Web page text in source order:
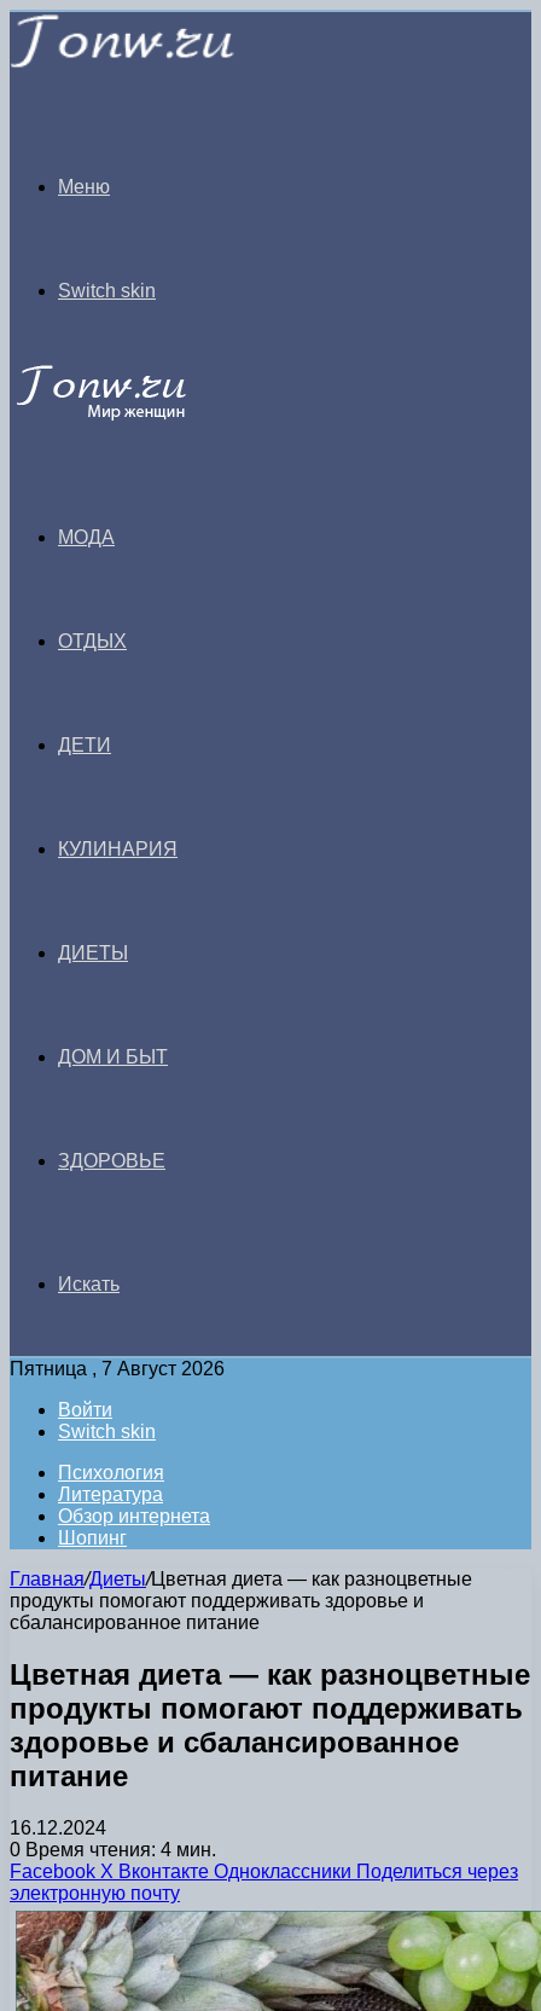
Меню
Switch skin
МОДА
ОТДЫХ
ДЕТИ
КУЛИНАРИЯ
ДИЕТЫ
ДОМ И БЫТ
ЗДОРОВЬЕ
Искать
Пятница , 7 Август 2026
Войти
Switch skin
Психология
Литература
Обзор интернета
Шопинг
Главная/Диеты/Цветная диета — как разноцветные
продукты помогают поддерживать здоровье и
сбалансированное питание
Цветная диета — как разноцветные
продукты помогают поддерживать
здоровье и сбалансированное
питание
16.12.2024
0 Время чтения: 4 мин.
Facebook X Вконтакте Одноклассники Поделиться через
электронную почту